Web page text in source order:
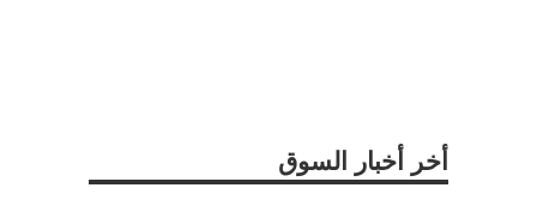
أخر أخبار السوق